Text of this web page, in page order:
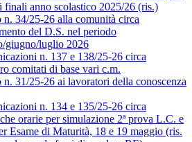
finali anno scolastico 2025/26 (ris.)
n. 34/25-26 alla comunità circa
del D.S. nel periodo
giugno/luglio 2026
n. 137 e 138/25-26 circa
comitati di base vari c.m.
n. 31/25-26 ai lavoratori della conoscenza
n. 134 e 135/25-26 circa
orarie per simulazione 2ª prova L.C. e
Esame di Maturità, 18 e 19 maggio (ris.